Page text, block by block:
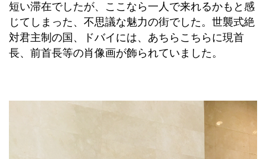
短い滞在でしたが、ここなら一人で来れるかもと感
じてしまった、不思議な魅力の街でした。 世襲式絶
対君主制の国、ドバイには、あちらこちらに現首
長、前首長等の肖像画が飾られていました。